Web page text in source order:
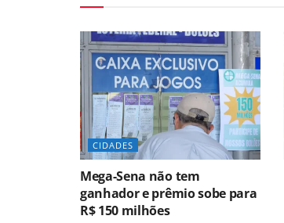
CIDADES
Mega-Sena não tem
ganhador e prêmio sobe para
R$ 150 milhões